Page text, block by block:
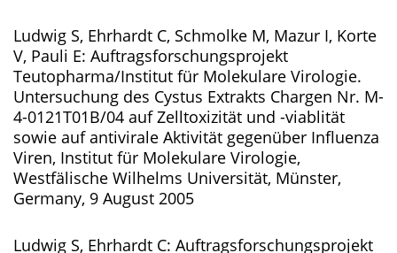
Ludwig S, Ehrhardt C, Schmolke M, Mazur I, Korte
V, Pauli E: Auftragsforschungsprojekt
Teutopharma/Institut für Molekulare Virologie.
Untersuchung des Cystus Extrakts Chargen Nr. M-
4-0121T01B/04 auf Zelltoxizität und -viablität
sowie auf antivirale Aktivität gegenüber Influenza
Viren, Institut für Molekulare Virologie,
Westfälische Wilhelms Universität, Münster,
Germany, 9 August 2005
Ludwig S, Ehrhardt C: Auftragsforschungsprojekt